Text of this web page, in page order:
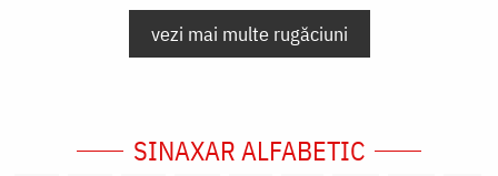
vezi mai multe rugăciuni
SINAXAR ALFABETIC